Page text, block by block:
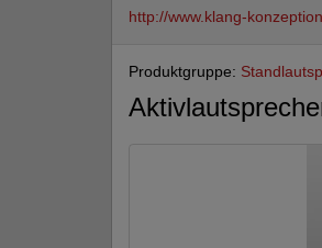
http://www.klang-
Produktgruppe: